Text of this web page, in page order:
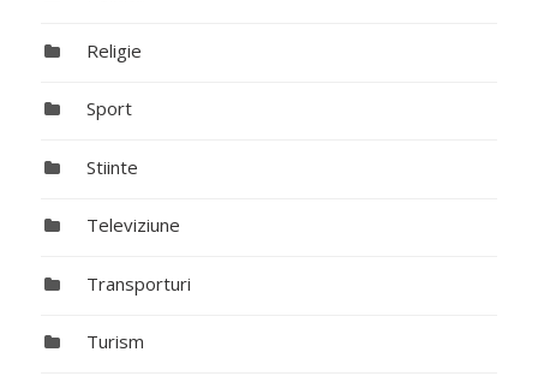
Religie
Sport
Stiinte
Televiziune
Transporturi
Turism